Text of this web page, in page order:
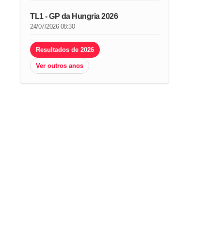
TL1 - GP da Hungria 2026
24/07/2026 08:30
Resultados de 2026
Ver outros anos